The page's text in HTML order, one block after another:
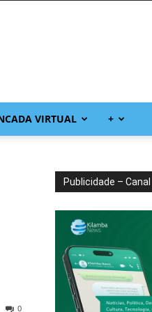
VIRTUAL +
0
Publicidade –